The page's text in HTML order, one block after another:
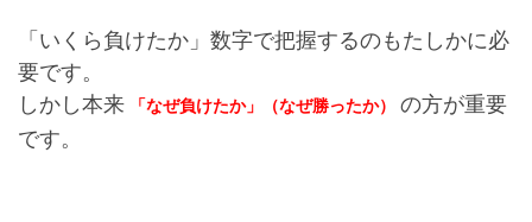
「いくら負けたか」数字で把握するのもたしかに必
要です。
しかし本来
「なぜ負けたか」（なぜ勝ったか）
の方が重要
です。